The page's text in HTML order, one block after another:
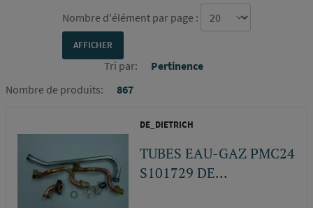
Nombre de produits: 867
Nombre d'élément par page :
Tri par: Pertinence
DE_DIETRICH
TUBES EAU-GAZ PMC24
S101729 DE...